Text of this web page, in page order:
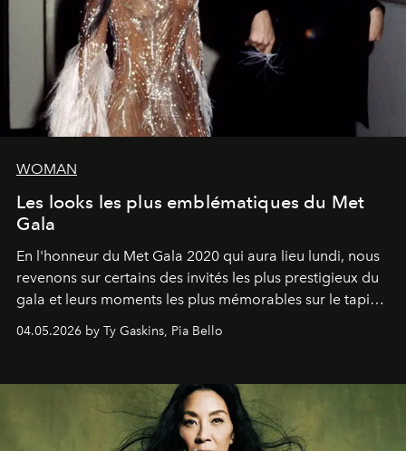
WOMAN
Les looks les plus emblématiques du Met
Gala
En l'honneur du Met Gala 2020 qui aura lieu lundi, nous
revenons sur certains des invités les plus prestigieux du
gala et leurs moments les plus mémorables sur le tapis
04.05.2026 by Ty Gaskins, Pia Bello